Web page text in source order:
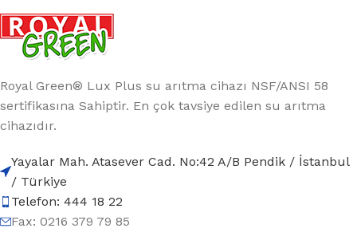
Royal Green® Lux Plus su arıtma cihazı NSF/ANSI 58
sertifikasına Sahiptir. En çok tavsiye edilen su arıtma
cihazıdır.
Yayalar Mah. Atasever Cad. No:42 A/B Pendik / İstanbul
/ Türkiye
Telefon: 444 18 22
Fax: 0216 379 79 85